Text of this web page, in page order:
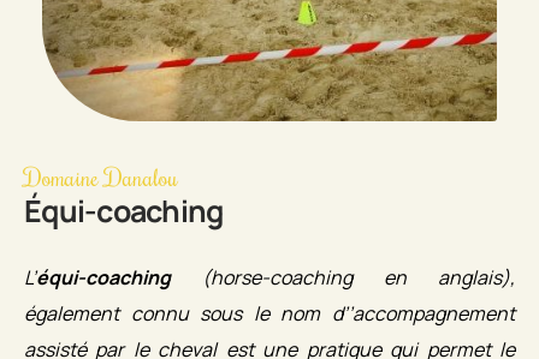
Domaine Danalou
Équi-coaching
L’équi-coaching(horse-coaching en anglais),
également connu sous le nom d’’accompagnement
assisté par le cheval est une pratique qui permet le